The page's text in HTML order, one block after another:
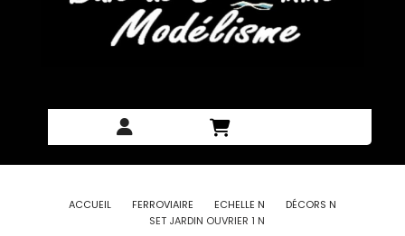
ACCUEIL FERROVIAIRE ECHELLE N
DÉCORS N
SET JARDIN OUVRIER 1 N